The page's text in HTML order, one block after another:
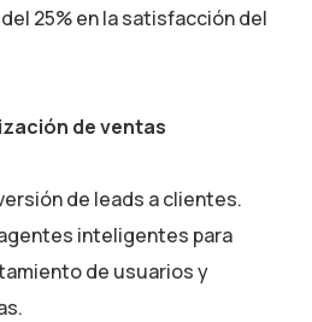
25% en la satisfacción del
de ventas
de leads a clientes.
inteligentes para
de usuarios y